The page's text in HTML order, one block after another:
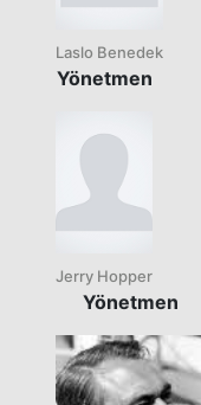
Laslo Benedek
Yönetmen
Jerry Hopper
Yönetmen